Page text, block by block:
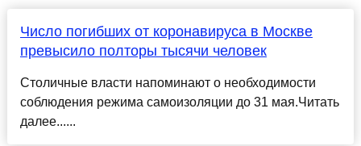
Число погибших от коронавируса в Москве
превысило полторы тысячи человек
Столичные власти напоминают о необходимости
соблюдения режима самоизоляции до 31 мая.Читать
далее......